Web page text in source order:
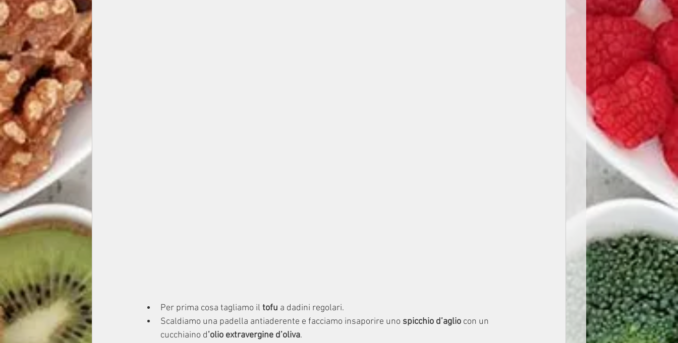
Per prima cosa tagliamo il tofu a dadini regolari.
Scaldiamo una padella antiaderente e facciamo insaporire uno spicchio d’aglio con un
cucchiaino d’olio extravergine d’oliva.